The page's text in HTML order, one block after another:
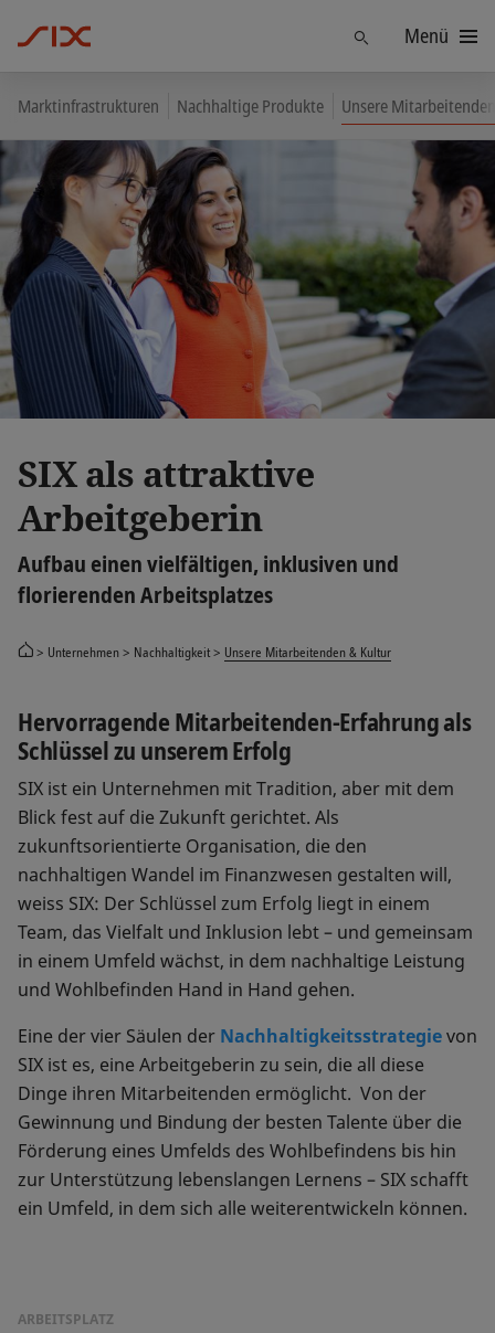
FindenMenü
Marktinfrastrukturen Nachhaltige Produkte Unsere
SIX als attraktive
Arbeitgeberin
Aufbau einen vielfältigen, inklusiven und
florierenden Arbeitsplatzes
Unternehmen Nachhaltigkeit Unsere Mitarbeitenden & Kultur
Hervorragende Mitarbeitenden-Erfahrung als
Schlüssel zu unserem Erfolg
SIX ist ein Unternehmen mit Tradition, aber mit dem
Blick fest auf die Zukunft gerichtet. Als
zukunftsorientierte Organisation, die den
nachhaltigen Wandel im Finanzwesen gestalten will,
weiss SIX: Der Schlüssel zum Erfolg liegt in einem
Team, das Vielfalt und Inklusion lebt – und gemeinsam
in einem Umfeld wächst, in dem nachhaltige Leistung
und Wohlbefinden Hand in Hand gehen.
Eine der vier Säulen der Nachhaltigkeitsstrategievon
SIX ist es, eine Arbeitgeberin zu sein, die all diese
Dinge ihren Mitarbeitenden ermöglicht. Von der
Gewinnung und Bindung der besten Talente über die
Förderung eines Umfelds des Wohlbefindens bis hin
zur Unterstützung lebenslangen Lernens – SIX schafft
ein Umfeld, in dem sich alle weiterentwickeln können.
ARBEITSPLATZ